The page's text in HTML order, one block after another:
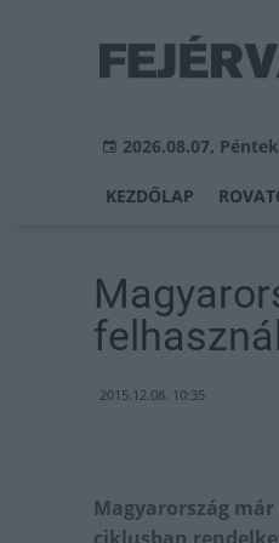
2026.08.07, Péntek
KEZDŐLAP
2015.12.08. 10:35
Magyarország